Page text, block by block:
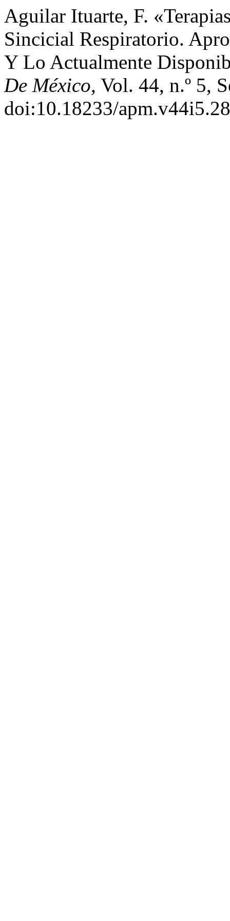
Aguilar Ituarte, F.
Sincicial Respiratorio.
Y Lo Actualmente
De México, Vol. 44, n.º 5,
doi:10.18233/